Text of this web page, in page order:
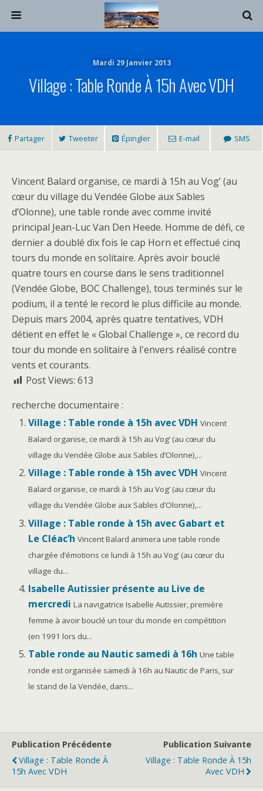
Mardi 29 Janvier 2013
Village : Table Ronde À 15h Avec VDH
Partager Tweeter Épingler E-mail SMS
Vincent Balard organise, ce mardi à 15h au Vog’ (au
cœur du village du Vendée Globe aux Sables
d’Olonne), une table ronde avec comme invité
principal Jean-Luc Van Den Heede. Homme de défi, ce
dernier a doublé dix fois le cap Horn et effectué cinq
tours du monde en solitaire. Après avoir bouclé
quatre tours en course dans le sens traditionnel
(Vendée Globe, BOC Challenge), tous terminés sur le
podium, il a tenté le record le plus difficile au monde.
Depuis mars 2004, après quatre tentatives, VDH
détient en effet le « Global Challenge », ce record du
tour du monde en solitaire à l'envers réalisé contre
vents et courants.
Post Views: 613
recherche documentaire :
Village : Table ronde à 15h avec VDH Vincent
Balard organise, ce mardi à 15h au Vog’ (au cœur du
village du Vendée Globe aux Sables d’Olonne),...
Village : Table ronde à 15h avec VDH Vincent
Balard organise, ce mardi à 15h au Vog’ (au cœur du
village du Vendée Globe aux Sables d’Olonne),...
Village : Table ronde à 15h avec Gabart et
Le Cléac’h Vincent Balard animera une table ronde
chargée d’émotions ce lundi à 15h au Vog’ (au cœur du
village du...
Isabelle Autissier présente au Live de
mercredi La navigatrice Isabelle Autissier, première
femme à avoir bouclé un tour du monde en compétition
(en 1991 lors du...
Table ronde au Nautic samedi à 16h Une table
ronde est organisée samedi à 16h au Nautic de Paris, sur
le stand de la Vendée, dans...
Publication Précédente
Village : Table Ronde À
15h Avec VDH
Publication Suivante
Village : Table Ronde À 15h
Avec VDH